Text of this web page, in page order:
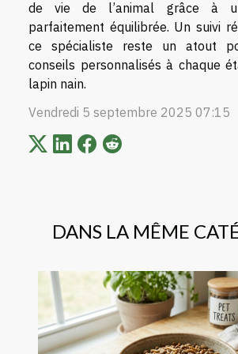
DANS LA MÊME
de vie de l’animal grâce à
parfaitement équilibrée. Un suivi
ce spécialiste reste un atout
conseils personnalisés à chaque
lapin nain.
Vendredi 5 septembre 2025 07:15